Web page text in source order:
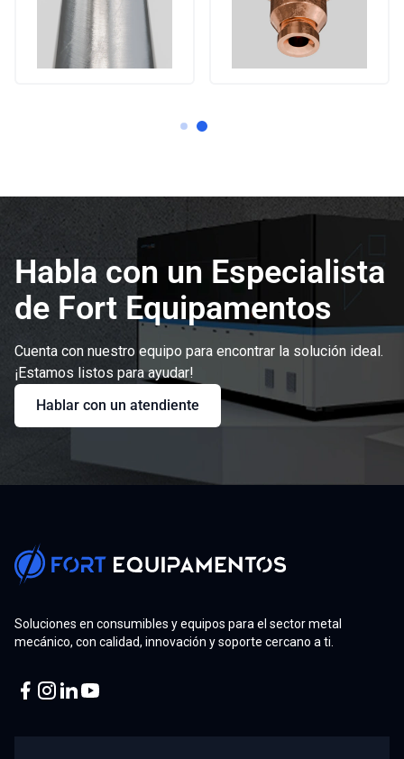
Habla con un Especialista
de Fort Equipamentos
Cuenta con nuestro equipo para encontrar la solución ideal.
¡Estamos listos para ayudar!
Hablar con un atendiente
Soluciones en consumibles y equipos para el sector metal
mecánico, con calidad, innovación y soporte cercano a ti.